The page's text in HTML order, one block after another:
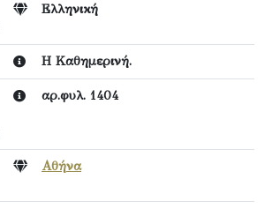
Ελληνική
Η Καθημερινή.
αρ.φυλ. 1404
Αθήνα